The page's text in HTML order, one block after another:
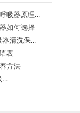
吸器原理...
如何选择
清洗保...
表
方法